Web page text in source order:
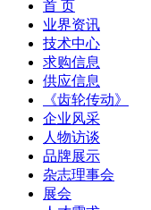
首 页
业界资讯
技术中心
求购信息
供应信息
《齿轮传动》
企业风采
人物访谈
品牌展示
杂志理事会
展会